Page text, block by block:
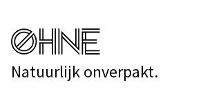
Natuurlijk onverpakt.